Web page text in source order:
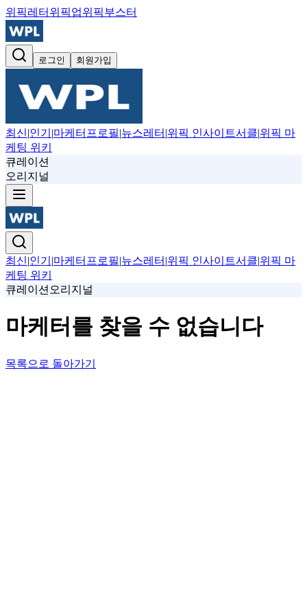
위픽레터 위픽업위픽부스터
로그인 회원가입
최신|인기 |마케터프로필|뉴스레터 |위픽 인사이트서클|위픽 마
케팅 위키
큐레이션
오리지널
최신|인기 |마케터프로필|뉴스레터 |위픽 인사이트서클|위픽 마
케팅 위키
큐레이션 오리지널
마케터를 찾을 수 없습니다
목록으로 돌아가기